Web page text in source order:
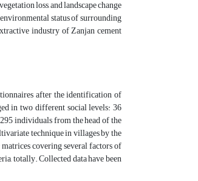
loss, and landscape change
status of surrounding
industry of Zanjan cement
after the identification of
in two different social levels: 36
individuals from the head of the
technique in villages by the
covering several factors of
totally. Collected data have been